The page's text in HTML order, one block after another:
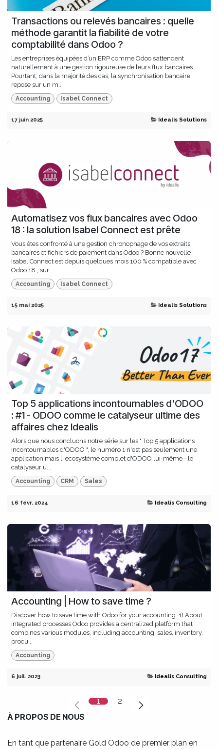
Transactions ou relevés bancaires : quelle
méthode garantit la fiabilité de votre
comptabilité dans Odoo ?
Les entreprises équipées d’un ERP comme Odoo s’attendent
naturellement à une gestion rigoureuse de leurs flux bancaires.
Pourtant, dans la majorité des cas, la synchronisation bancaire
repose sur un m...
Accounting Isabel Connect
17 juin 2025 Idealis Solutions
Automatisez vos flux bancaires avec Odoo
18 : la solution Isabel Connect est prête
Vous êtes confronté à une gestion chronophage de vos extraits
bancaires et fichiers de paiement dans Odoo ? Bonne nouvelle :
Isabel Connect est depuis quelques mois 100 % compatible avec
Odoo 18 , sur...
Accounting Isabel Connect
15 mai 2025 Idealis Solutions
Top 5 applications incontournables d'ODOO
: #1 - ODOO comme le catalyseur ultime des
affaires chez Idealis
Alors que nous concluons notre série sur les " Top 5 applications
incontournables d'ODOO ", le numéro 1 n'est pas seulement une
application mais l' écosystème complet d'ODOO lui-même - le
catalyseur u...
Accounting CRM Sales
16 févr. 2024 Idealis Consulting
Accounting | How to save time ?
Discover how to save time with Odoo for your accounting. 1) About
integrated processes Odoo provides a centralized platform that
combines various modules, including accounting, sales, inventory,
procu...
Accounting
6 juil. 2023 Idealis Consulting
1 2
À PROPOS DE NOUS
En tant que partenaire Gold Odoo de premier plan en